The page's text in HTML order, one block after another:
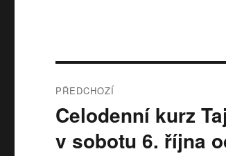
pro
příspěvek
PŘEDCHOZÍ
Předchozí
příspěvek:
Celodenní kurz
v sobotu 6. října